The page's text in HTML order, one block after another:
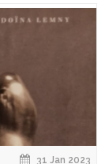
31 Jan 2023